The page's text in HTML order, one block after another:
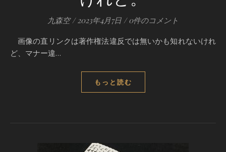
九森空 / 2023年4月7日 / 0件のコメント
画像の直リンクは著作権法違反では無いかも知れないけれ
ど、マナー違…
もっと読む